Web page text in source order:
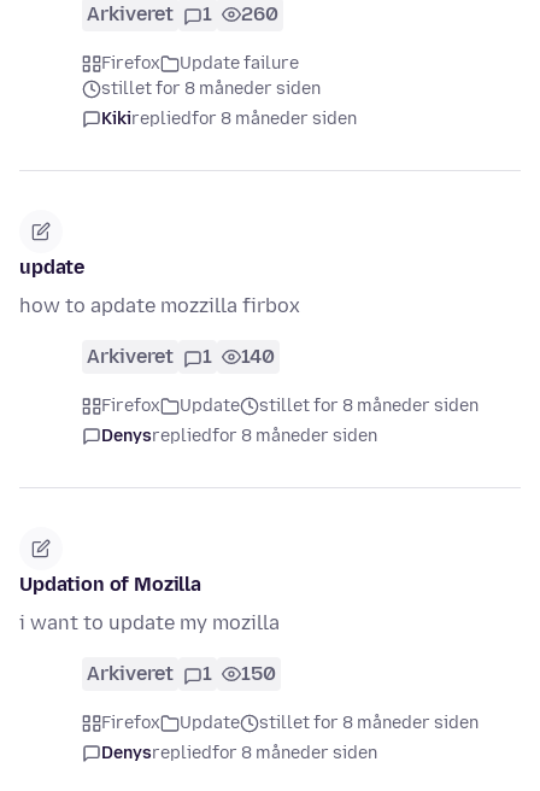
Arkiveret 1 260
Firefox
Update failure
stillet for 8 måneder siden
Kikirepliedfor 8 måneder siden
update
how to apdate mozzilla firbox
Arkiveret 1 140
Firefox Update
stillet for 8 måneder siden
Denysrepliedfor 8 måneder siden
Updation of Mozilla
i want to update my mozilla
Arkiveret 1 150
Firefox Update
stillet for 8 måneder siden
Denysrepliedfor 8 måneder siden